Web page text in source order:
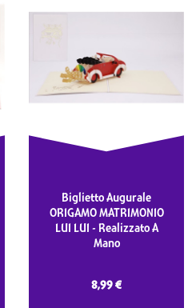
Biglietto Augurale
ORIGAMO MATRIMONIO
LUI LUI - Realizzato A
Mano
8,99 €